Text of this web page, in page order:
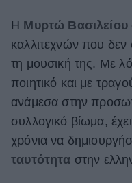
Χωρίς Ταμπέλες
Women's Forum
Hautes Grecians
Η Μυρτώ Βασιλείου
καλλιτεχνών που δεν
τη μουσική της. Με
ποιητικό και με
ανάμεσα στην
συλλογικό βίωμα,
χρόνια να
ταυτότητα στην